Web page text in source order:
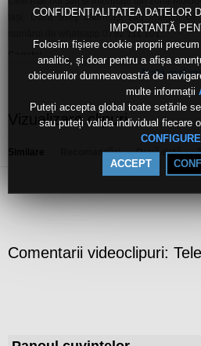
CONFIDENȚIALITATEA DATELOR
IMPORTANTĂ
Folosim fișiere cookie proprii
analitic, și doar pentru a afișa
obiceiurilor dumneavoastră de
multe informații
Puteți accepta global toate setările
sau puteți valida individual fiecare
ACCEPT
Iași. Dacă aveţi informaţii sau imagini
numărul de whatsapp 0792 111 101.
Jurnal Regional
Etichete:
iasi
Arată mai
Vizualizare clipuri
Recomandări După dată